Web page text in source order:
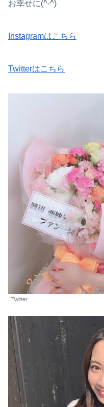
お幸せに(^-^)
Instagramはこちら
Twitterはこちら
Twitter